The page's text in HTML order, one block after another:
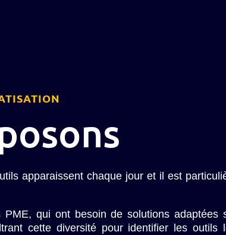
apparaissent chaque jour et il est
qui ont besoin de solutions adaptées
cette diversité pour identifier les outils